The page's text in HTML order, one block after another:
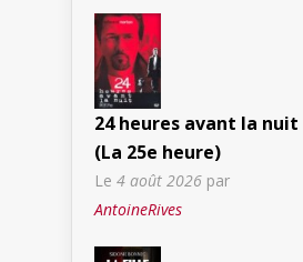
24 heures avant la nuit
(La 25e heure)
Le 4 août 2026 par
AntoineRives